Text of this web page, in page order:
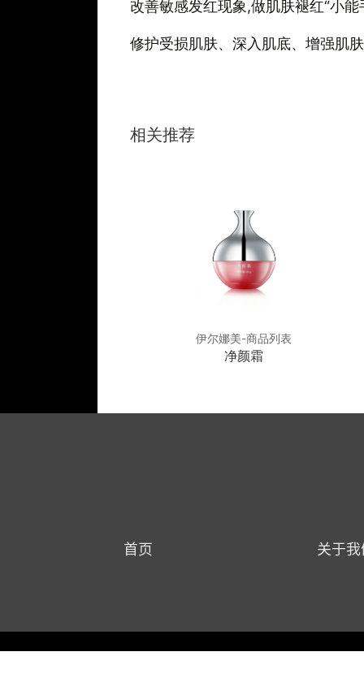
改善敏感发红现象,做肌肤褪红“小能
修护受损肌肤、深入肌底、增强肌
相关推荐
伊尔娜美-商品列表
净颜霜
首页 关于